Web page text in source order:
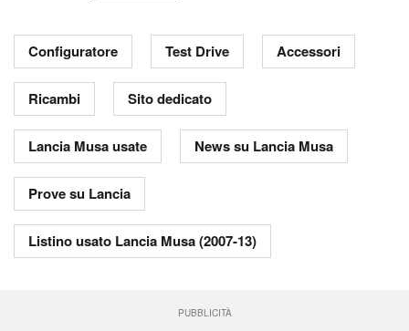
Configuratore Test Drive Accessori
Ricambi Sito dedicato
Lancia Musa usate News su Lancia Musa
Prove su Lancia
Listino usato Lancia Musa (2007-13)
PUBBLICITÀ